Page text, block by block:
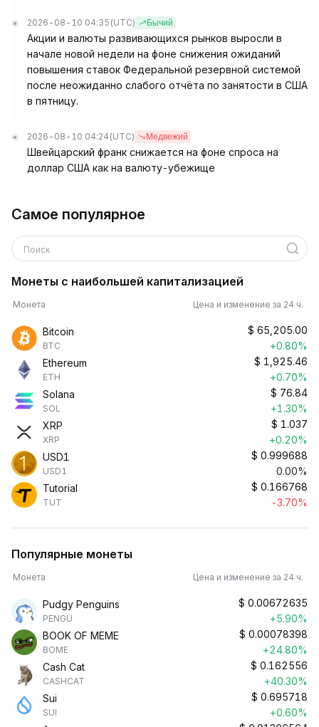
2026-08-10 04:35 (UTC) Бычий
Акции и валюты развивающихся рынков выросли в
начале новой недели на фоне снижения ожиданий
повышения ставок Федеральной резервной системой
после неожиданно слабого отчёта по занятости в США
в пятницу.
2026-08-10 04:24 (UTC) Медвежий
Швейцарский франк снижается на фоне спроса на
доллар США как на валюту-убежище
Самое популярное
Поиск
Монеты с наибольшей капитализацией
Монета Цена и изменение за 24 ч.
Bitcoin
BTC
$ 65,205.00
+0.80%
Ethereum
ETH
$ 1,925.46
+0.70%
Solana
SOL
$ 76.84
+1.30%
XRP
XRP
$ 1.037
+0.20%
USD1
USD1
$ 0.999688
0.00%
Tutorial
TUT
$ 0.166768
-3.70%
Популярные монеты
Монета Цена и изменение за 24 ч.
Pudgy Penguins
PENGU
$ 0.00672635
+5.90%
BOOK OF MEME
BOME
$ 0.00078398
+24.80%
Cash Cat
CASHCAT
$ 0.162556
+40.30%
Sui
SUI
$ 0.695718
+0.60%